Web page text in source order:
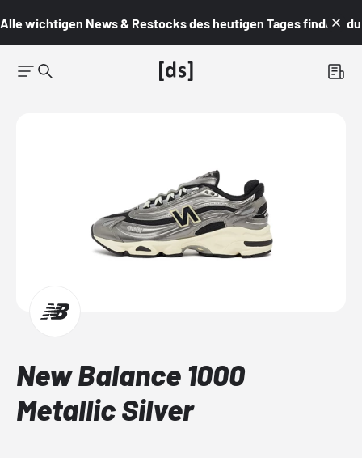
Alle wichtigen News & Restocks des heutigen Tages findest du
New Balance 1000
Metallic Silver